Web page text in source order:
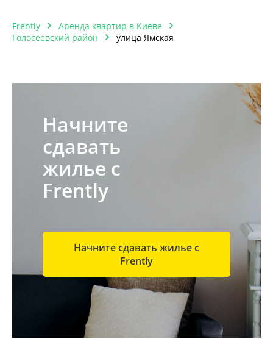
Frently
Аренда квартир в Киеве
Голосеевский район
улица Ямская
Начните
сдавать
жилье с
Frently
Начните сдавать жилье с
Frently